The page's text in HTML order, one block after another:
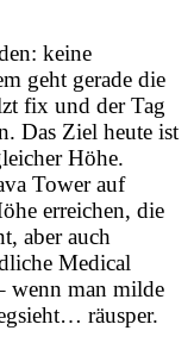
keine
geht gerade die
fix und der Tag
Das Ziel heute ist
Höhe.
Tower auf
erreichen, die
aber auch
Medical
wenn man milde
räusper.